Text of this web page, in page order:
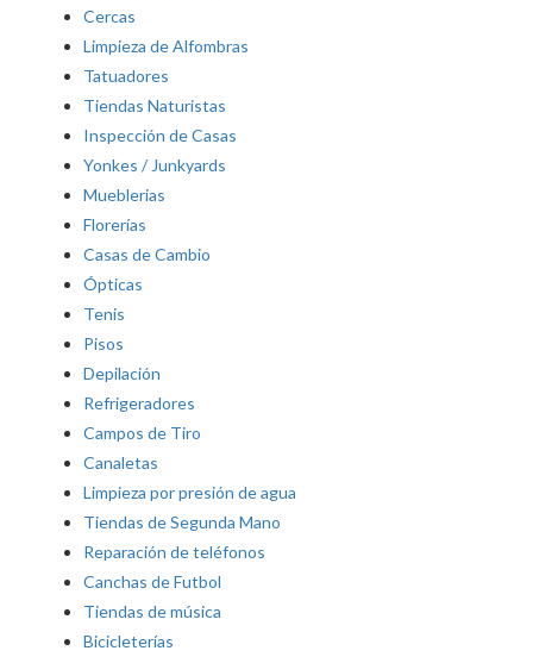
Cercas
Limpieza de Alfombras
Tatuadores
Tiendas Naturistas
Inspección de Casas
Yonkes / Junkyards
Mueblerias
Florerías
Casas de Cambio
Ópticas
Tenis
Pisos
Depilación
Refrigeradores
Campos de Tiro
Canaletas
Limpieza por presión de agua
Tiendas de Segunda Mano
Reparación de teléfonos
Canchas de Futbol
Tiendas de música
Bicicleterías